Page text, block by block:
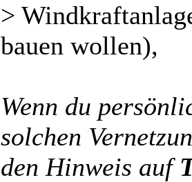
>
bauen wollen),
Wenn du
solchen
den Hinweis auf